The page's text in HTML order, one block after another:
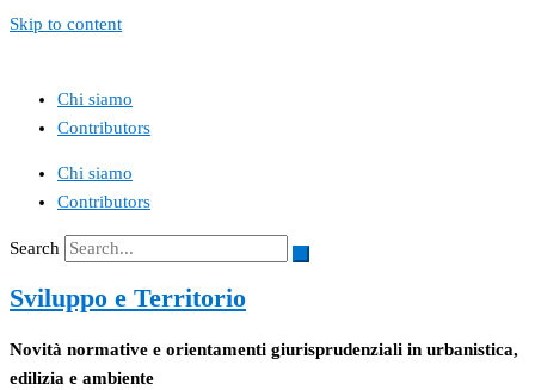
Skip to content
Chi siamo
Contributors
Chi siamo
Contributors
Search
Sviluppo e Territorio
Novità normative e orientamenti giurisprudenziali in urbanistica,
edilizia e ambiente